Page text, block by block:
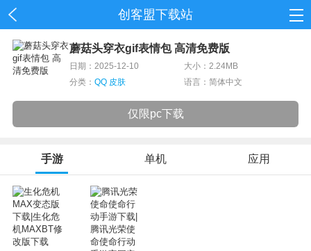
创客盟下载站
资讯
蘑菇头穿衣gif表情包 高清免费版
日期：2025-12-10
大小：2.24MB
分类： QQ 皮肤 语言：简体中文
仅限pc下载
手游 单机 应用